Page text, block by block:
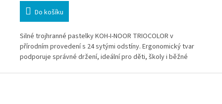
Do košíku
Silné trojhranné pastelky KOH-I-NOOR TRIOCOLOR v
přírodním provedení s 24 sytými odstíny. Ergonomický tvar
podporuje správné držení, ideální pro děti, školy i běžné